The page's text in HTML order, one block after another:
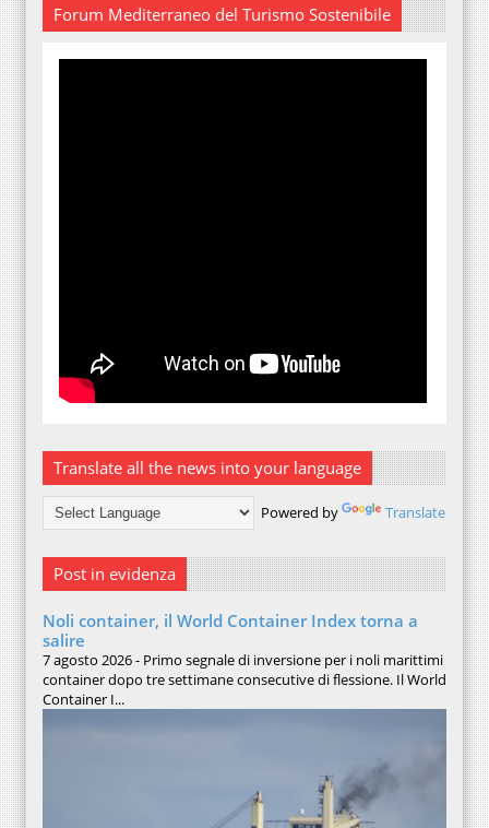
Forum Mediterraneo del Turismo Sostenibile
Translate all the news into your language
Powered by Translate
Post in evidenza
Noli container, il World Container Index torna a
salire
7 agosto 2026 - Primo segnale di inversione per i noli marittimi
container dopo tre settimane consecutive di flessione. Il World
Container I...